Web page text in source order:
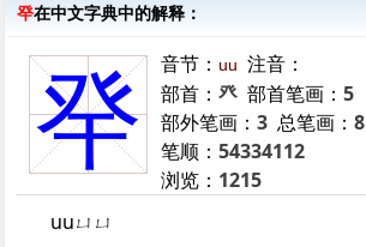
癷在中文字典中的解释：
癷 音节：uu 注音：
部首：癶 部首笔画：5
部外笔画：3 总笔画：8
笔顺：54334112
浏览： 1215
uuㄩㄩ